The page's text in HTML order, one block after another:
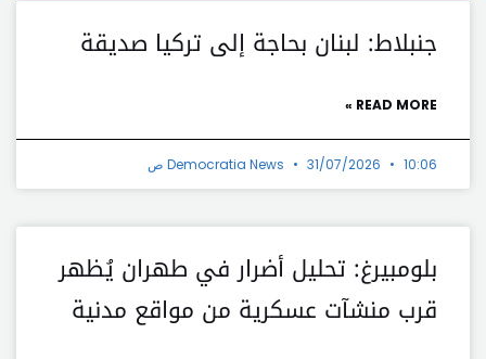
جنبلاط: لبنان بحاجة إلى تركيا صديقة
READ MORE »
Democratia News 31/07/2026 10:06 ص
بلومبيرغ: تحليل أضرار في طهران يُظهر
قرب منشآت عسكرية من مواقع مدنية